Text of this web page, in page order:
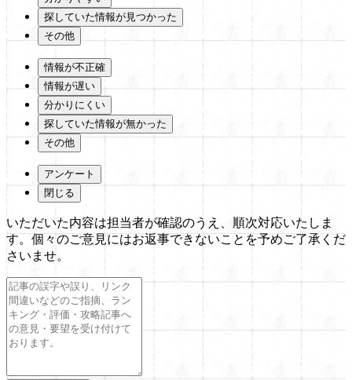
探していた情報が見つかった
その他
情報が不正確
情報が遅い
分かりにくい
探していた情報が無かった
その他
アンケート
閉じる
いただいた内容は担当者が確認のうえ、順次対応いたしま
す。個々のご意見にはお返事できないことを予めご了承くだ
さいませ。